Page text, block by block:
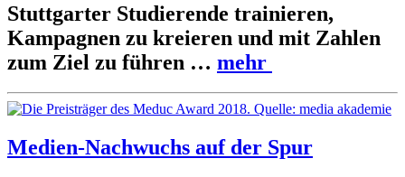
Stuttgarter Studierende trainieren,
Kampagnen zu kreieren und mit Zahlen
zum Ziel zu führen … mehr
Medien-Nachwuchs auf der Spur